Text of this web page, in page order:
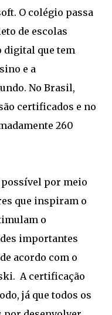
O colégio passa
de escolas
digital que tem
e a
No Brasil,
certificados e no
260
por meio
que inspiram o
o
importantes
acordo com o
A certificação
já que todos os